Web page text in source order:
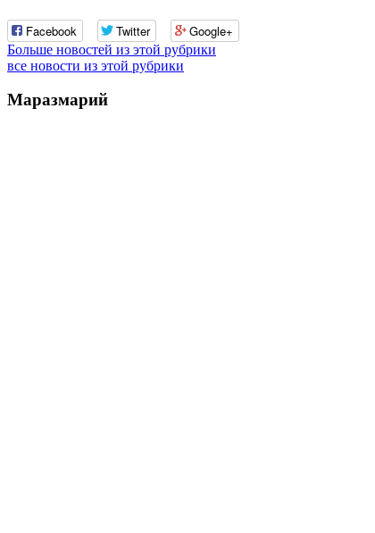
Facebook Twitter Google+
Больше новостей из этой рубрики
все новости из этой рубрики
Маразмарий